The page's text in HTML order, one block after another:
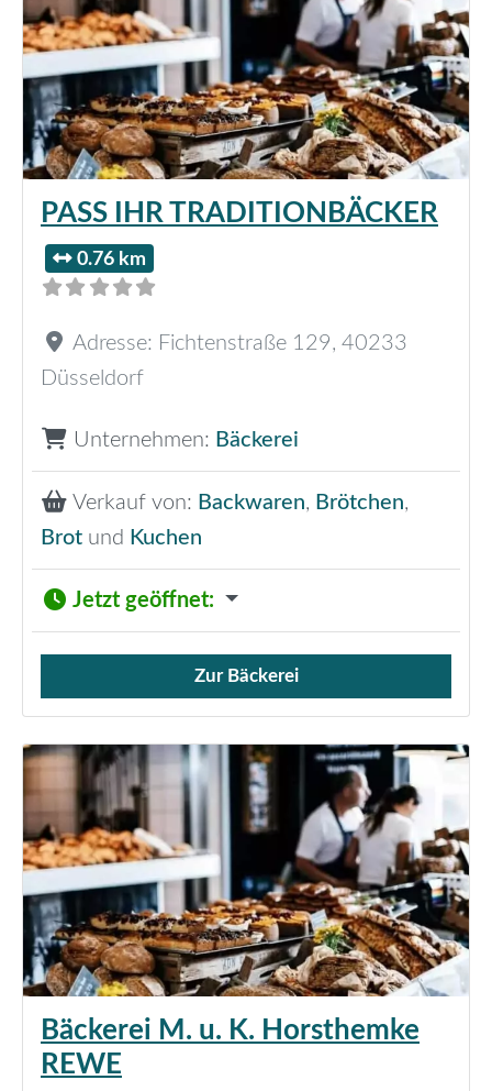
PASS IHR TRADITIONBÄCKER
0.76 km
Adresse: Fichtenstraße 129, 40233
Düsseldorf
Unternehmen: Bäckerei
Verkauf von: Backwaren, Brötchen,
Brot und Kuchen
Jetzt geöffnet:
Verkauf von Brötchen,
Zur Bäckerei
Bäckerei M. u. K. Horsthemke
REWE